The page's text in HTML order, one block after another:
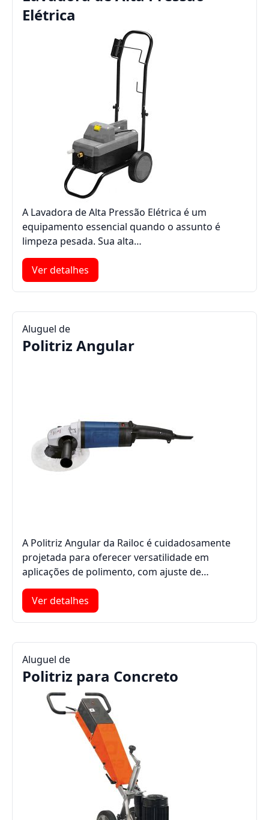
Elétrica
A Lavadora de Alta Pressão Elétrica é um
equipamento essencial quando o assunto é
limpeza pesada. Sua alta…
Ver detalhes
Aluguel de
Politriz Angular
A Politriz Angular da Railoc é cuidadosamente
projetada para oferecer versatilidade em
aplicações de polimento, com ajuste de…
Ver detalhes
Aluguel de
Politriz para Concreto